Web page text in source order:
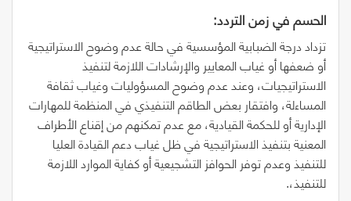
الحسم‭ ‬في‭ ‬زمن‭ ‬التردد‭:‬
تزداد درجة الضبابية المؤسسية في حالة عدم وضوح الاستراتيجية
أو ضعفها أو غياب المعايير والإرشادات اللازمة لتنفيذ
الاستراتيجيات، وعند عدم وضوح المسؤوليات وغياب ثقافة
المساءلة، وافتقار بعض الطاقم التنفيذي في المنظمة للمهارات
الإدارية أو للحكمة القيادية، مع عدم تمكنهم من إقناع الأطراف
المعنية بتنفيذ الاستراتيجية في ظل غياب دعم القيادة العليا
للتنفيذ وعدم توفر الحوافز التشجيعية أو كفاية الموارد اللازمة
للتنفيذ،.